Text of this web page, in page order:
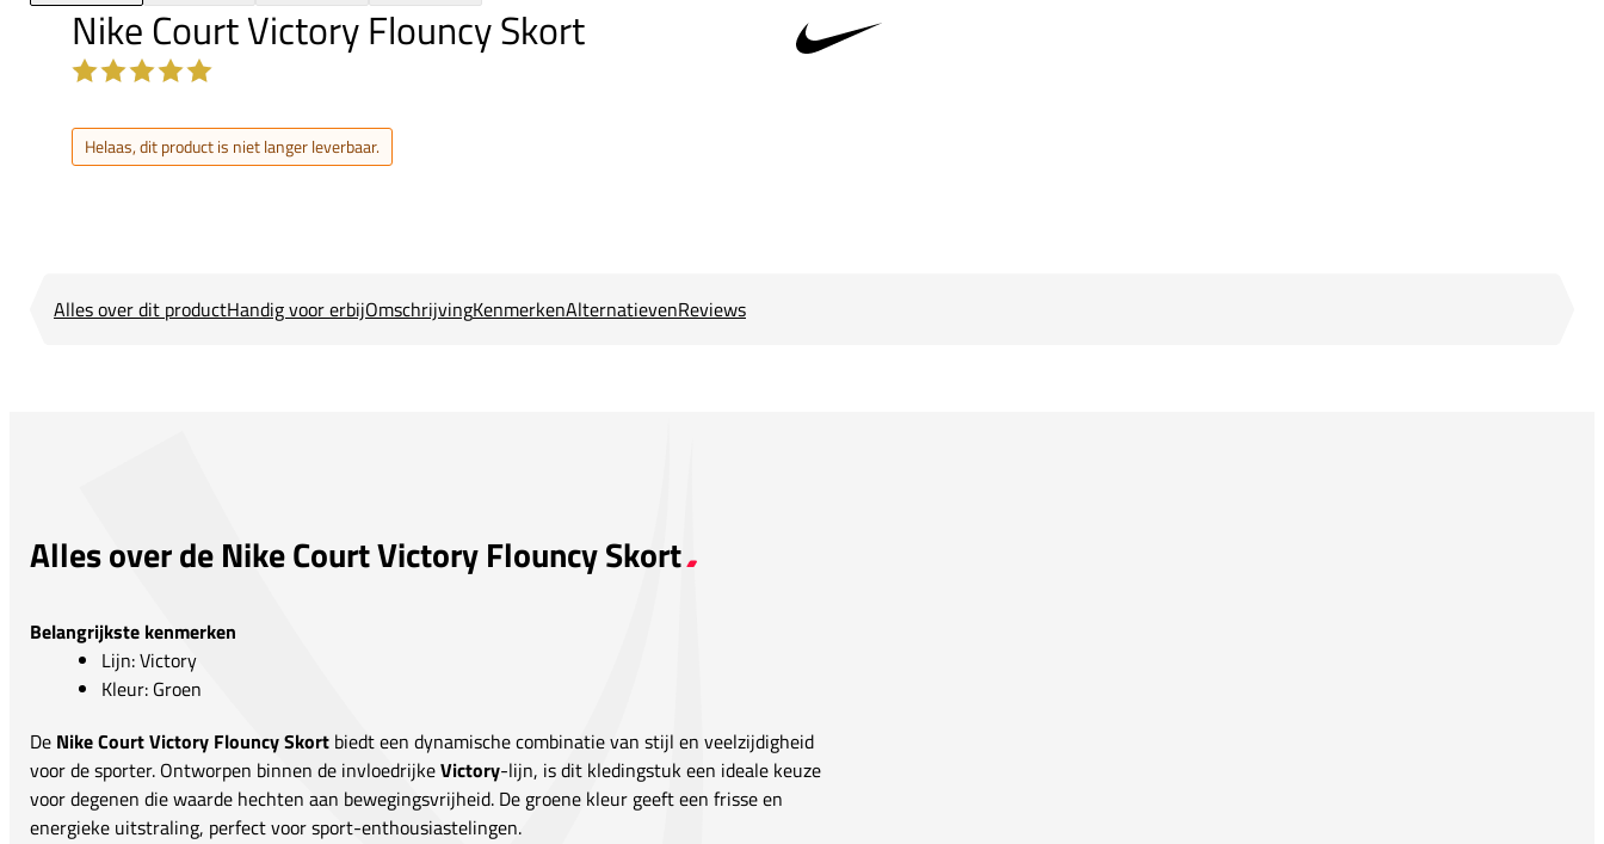
Nike Court Victory Flouncy Skort
Helaas, dit product is niet langer leverbaar.
Alles over dit productHandig voor erbijOmschrijvingKenmerkenAlternatievenReviews
Alles over de Nike Court Victory Flouncy Skort
Belangrijkste kenmerken
Lijn: Victory
Kleur: Groen
De Nike Court Victory Flouncy Skort biedt een dynamische combinatie van stijl en veelzijdigheid
voor de sporter. Ontworpen binnen de invloedrijkeVictory-lijn, is dit kledingstuk een ideale keuze
voor degenen die waarde hechten aan bewegingsvrijheid. De groene kleur geeft een frisse en
energieke uitstraling, perfect voor sport-enthousiastelingen.